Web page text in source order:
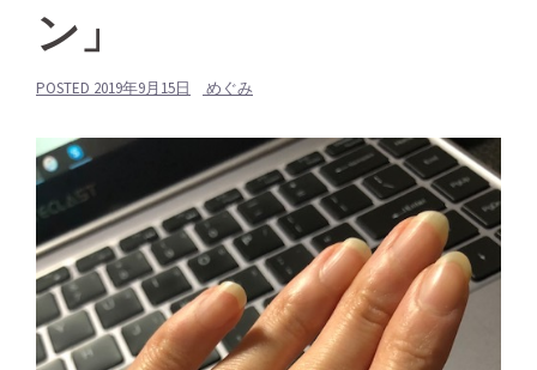
ン」
POSTED 2019年9月15日 めぐみ